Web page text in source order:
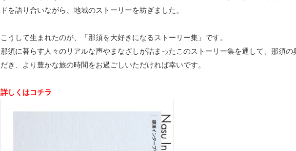
ドを語り合いながら、地域のストーリーを紡ぎました。
こうして生まれたのが、「那須を大好きになるストーリー集」です。
那須に暮らす人々のリアルな声やまなざしが詰まったこのストーリー集を通して、那須の
だき、より豊かな旅の時間をお過ごしいただければ幸いです。
詳しくはコチラ